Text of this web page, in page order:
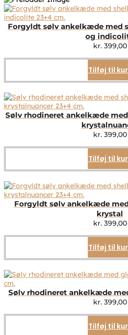
Forgyldt sølv ankelkæde med
og
kr.399,00
Tilføj til
Sølv rhodineret ankelkæde
kr.399,00
Tilføj til
Forgyldt sølv ankelkæde
krystal
kr.399,00
Tilføj til
Sølv rhodineret ankelkæde
kr.399,00
Tilføj til